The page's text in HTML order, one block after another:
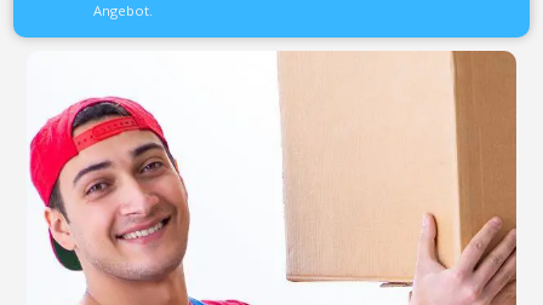
Angebot.